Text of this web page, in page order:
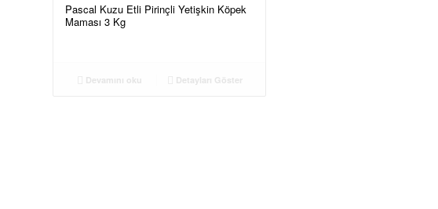
Pascal Kuzu Etli Pirinçli Yetişkin Köpek
Maması 3 Kg
Devamını oku Detayları Göster